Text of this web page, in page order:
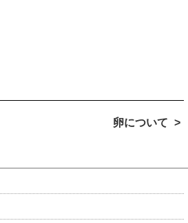
卵について